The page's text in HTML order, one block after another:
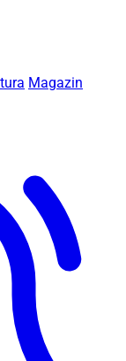
Magazin